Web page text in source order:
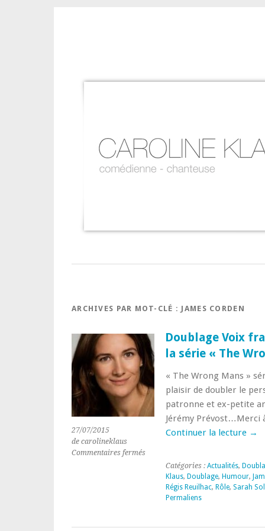
ARCHIVES PAR MOT-CLÉ : JAMES CORDEN
27/07/2015
de carolineklaus
Commentaires ferméssur
Doublage
française
Doublage Voix
la série « The
« The Wrong Mans »
plaisir de doubler le
patronne et ex-petite
Jérémy Prévost…Merci
Continuer la lecture →
Catégories : Actualités,
Klaus, Doublage, Humour,
Régis Reuilhac, Rôle, Sarah
Permaliens